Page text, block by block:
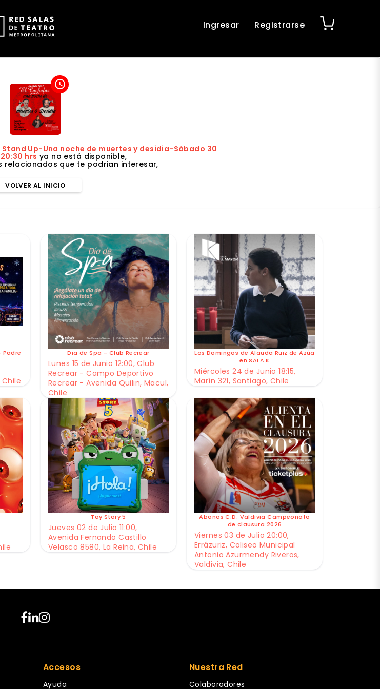
Ingresar Registrarse
access_time
Stand Up-Una noche de muertes y desidia-Sábado 30
hrs ya no está disponible,
relacionados que te podrian interesar,
VOLVER AL INICIO
Padre
Chile
Dia de Spa - Club Recrear
Lunes 15 de Junio 12:00, Club
Recrear - Campo Deportivo
Recrear - Avenida Quilin, Macul,
Chile
Los Domingos de Alauda Ruiz de Azúa
en SALA K
Miércoles 24 de Junio 18:15,
Marín 321, Santiago, Chile
Toy Story 5
Jueves 02 de Julio 11:00,
Avenida Fernando Castillo
Velasco 8580, La Reina, Chile
Abonos C.D. Valdivia Campeonato
de clausura 2026
Viernes 03 de Julio 20:00,
Errázuriz, Coliseo Municipal
Antonio Azurmendy Riveros,
Valdivia, Chile
Accesos
Ayuda
Nuestra Red
Colaboradores